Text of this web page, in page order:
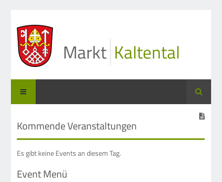
Markt Kaltental
Suche
Kommende Veranstaltungen
Es gibt keine Events an diesem Tag.
Event Menü